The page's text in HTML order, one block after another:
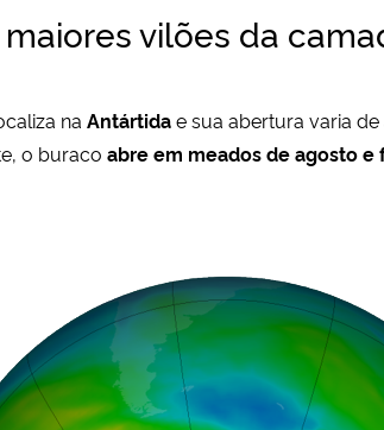
vilões da
na Antártidae sua abertura varia
o buraco abre em meados de agosto